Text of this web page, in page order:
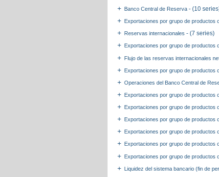
Banco Central de Reserva - (10
Exportaciones por grupo de productos
Reservas internacionales - (7 series)
Exportaciones por grupo de productos
Flujo de las reservas internacionales
Exportaciones por grupo de productos
Operaciones del Banco Central de
Exportaciones por grupo de productos
Exportaciones por grupo de productos
Exportaciones por grupo de productos
Exportaciones por grupo de productos
Exportaciones por grupo de productos
Exportaciones por grupo de productos
Liquidez del sistema bancario (fin de